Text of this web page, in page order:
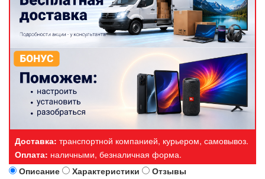
Доставка: транспортной компанией, курьером, самовывоз.
Оплата: наличными, безналичная форма.
Описание
Характеристики
Отзывы